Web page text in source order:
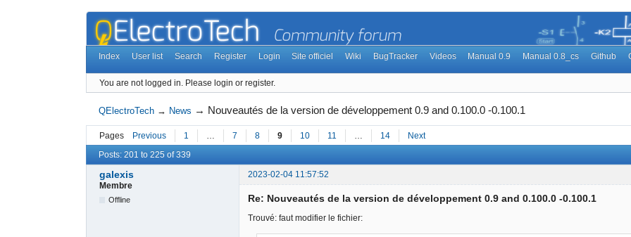
Index User list Search Register Login Site officiel Wiki BugTracker Videos Manual 0.9 Manual 0.8_cs Github
You are not logged in. Please login or register.
QElectroTech → News → Nouveautés de la version de développement 0.9 and 0.100.0 -0.100.1
Pages Previous 1 7 8 9 10 11 14 Next
Posts: 201 to 225 of 339
galexis
2023-02-04 11:57:52
Membre
Offline Re: Nouveautés de la version de développement 0.9 and 0.100.0 -0.100.1
Trouvé: faut modifier le fichier: